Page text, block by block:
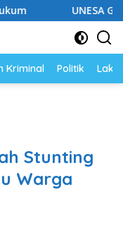
UNESA Gelar
Kriminal Politik
Stunting
Warga